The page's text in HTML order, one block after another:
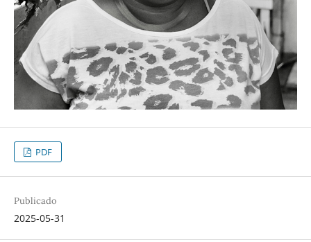
PDF
Publicado
2025-05-31